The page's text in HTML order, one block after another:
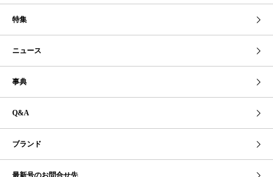
特集
ニュース
事典
Q&A
ブランド
最新号のお問合せ先